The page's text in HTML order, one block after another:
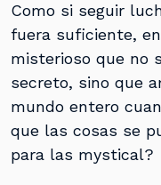
Como si seguir
fuera suficiente,
misterioso que no
secreto, sino que
mundo entero
que las cosas se
para las mystical?